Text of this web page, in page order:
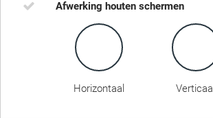
Afwerking houten schermen
Horizontaal Verticaal